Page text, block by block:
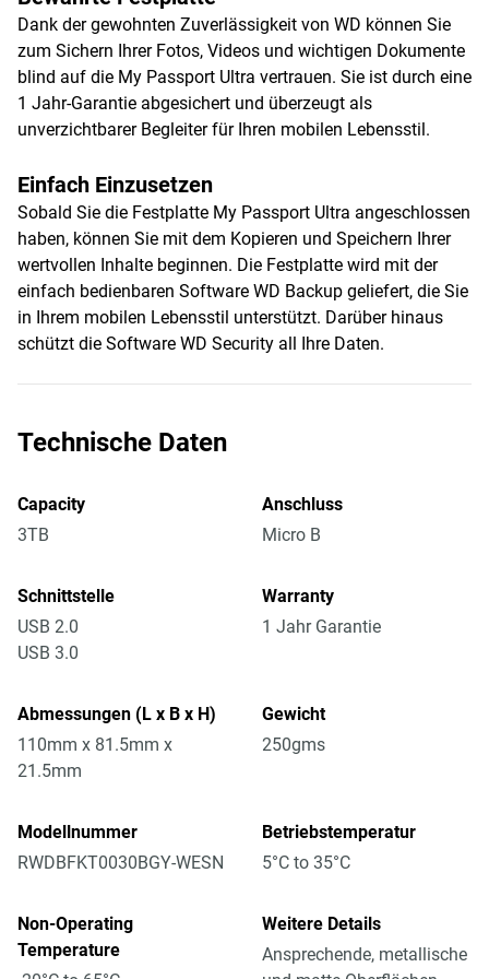
Dank der gewohnten Zuverlässigkeit von WD können Sie
zum Sichern Ihrer Fotos, Videos und wichtigen Dokumente
blind auf die My Passport Ultra vertrauen. Sie ist durch eine
1 Jahr-Garantie abgesichert und überzeugt als
unverzichtbarer Begleiter für Ihren mobilen Lebensstil.
Einfach Einzusetzen
Sobald Sie die Festplatte My Passport Ultra angeschlossen
haben, können Sie mit dem Kopieren und Speichern Ihrer
wertvollen Inhalte beginnen. Die Festplatte wird mit der
einfach bedienbaren Software WD Backup geliefert, die Sie
in Ihrem mobilen Lebensstil unterstützt. Darüber hinaus
schützt die Software WD Security all Ihre Daten.
Technische Daten
Capacity
3TB
Anschluss
Micro B
Schnittstelle
USB 2.0
USB 3.0
Warranty
1 Jahr Garantie
Abmessungen (L x B x H)
110mm x 81.5mm x
21.5mm
Gewicht
250gms
Modellnummer
RWDBFKT0030BGY-WESN
Betriebstemperatur
5°C to 35°C
Non-Operating
Temperature
Weitere Details
Ansprechende, metallische